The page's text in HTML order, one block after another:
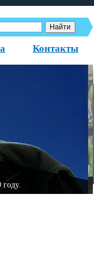
Контакты
году.